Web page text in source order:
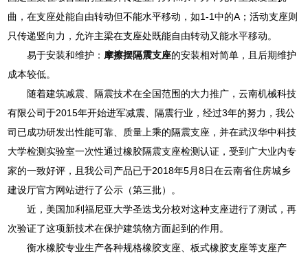
曲，在支座处能自由转动但不能水平移动，如1-1中的A；活动支座则
只传递竖向力，允许主梁在支座处既能自由转动又能水平移动。
易于安装和维护： 摩擦摆隔震支座的安装相对简单，且后期维护
成本较低。
随着建筑减震、隔震技术在全国范围的大力推广，云南机械科技
有限公司于2015年开始进军减震、隔震行业，经过3年的努力，我公
司已成功研发出性能可靠、质量上乘的隔震支座，并在武汉华中科技
大学检测实验室一次性通过橡胶隔震支座检测认证，受到广大业内专
家的一致好评，且我公司产品已于2018年5月8日在云南省住房城乡
建设厅官方网站进行了公示（第三批）。
近，美国加利福尼亚大学圣迭戈分校对这种支座进行了测试，再
次验证了这项新技术在保护建筑物方面起到的作用。
衡水橡胶专业生产各种规格橡胶支座、板式橡胶支座等支座产